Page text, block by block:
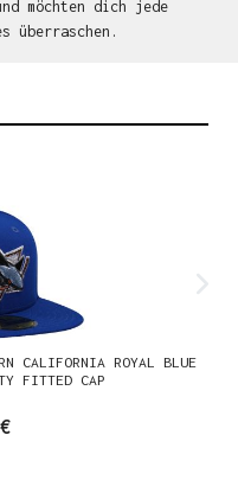
möchten dich jede
überraschen.
CALIFORNIA ROYAL BLUE
FITTED CAP